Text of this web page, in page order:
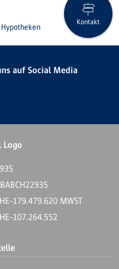
Hypotheken
Kontakt
auf Social Media
179.479.620 MWST
107.264.552